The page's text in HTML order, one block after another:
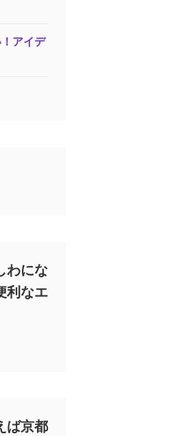
アイデ
わにな
利なエ
ば京都